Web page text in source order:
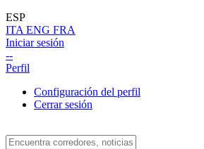
ESP
ITA ENG FRA
Iniciar sesión
--
Perfil
Configuración del perfil
Cerrar sesión